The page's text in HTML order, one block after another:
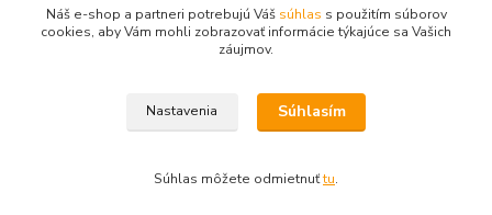
obchod.hsport@gmail.com
Vytvorené na Eshop-rychlo.sk
Náš e-shop a partneri potrebujú Váš súhlas s použitím súborov
cookies, aby Vám mohli zobrazovať informácie týkajúce sa Vašich
záujmov.
Nastavenia Súhlasím
Súhlas môžete odmietnuťtu.